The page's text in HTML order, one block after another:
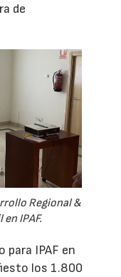
de
Regional &
IPAF.
para IPAF en
los 1.800